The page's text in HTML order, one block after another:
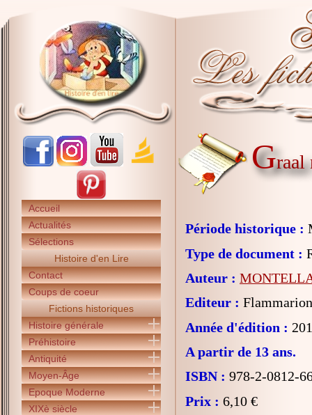
Accueil
Actualités
Sélections
Histoire d'en Lire
Contact
Coups de coeur
Fictions historiques
Histoire générale
Préhistoire
Antiquité
Moyen-Âge
Epoque Moderne
XIXè siècle
Graal
Période historique :
Type de document :
Auteur :
Editeur :
Année d'édition :
A partir de 13 ans.
ISBN : 978-2-0812-
Prix : 6,10 €